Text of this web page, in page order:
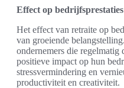
Effect op bedrijfsprestaties
Het effect van retraite op
van groeiende
ondernemers die regelmatig
positieve impact op hun
stressvermindering en
productiviteit en creativiteit.